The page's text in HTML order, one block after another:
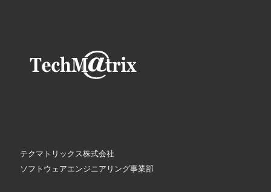
テクマトリックス株式会社
ソフトウェアエンジニアリング事業部